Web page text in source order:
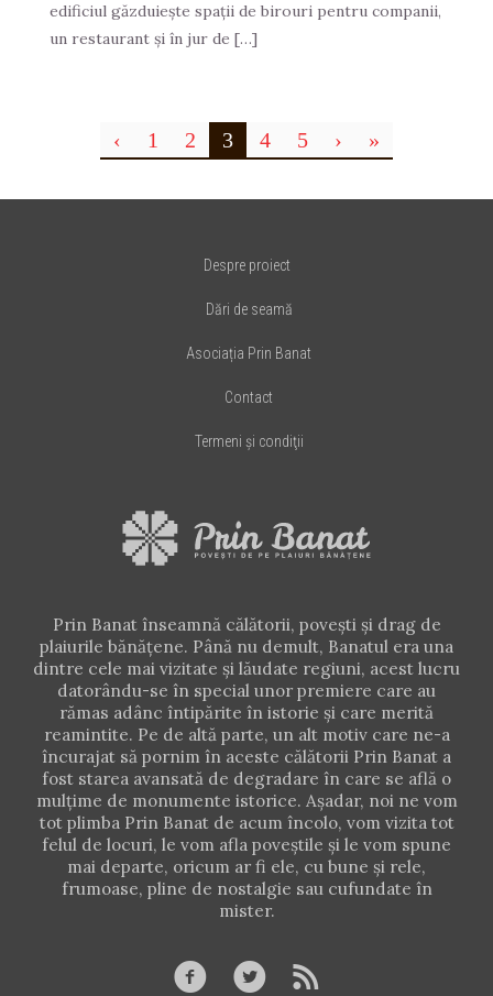
edificiul găzduieşte spaţii de birouri pentru companii,
un restaurant şi în jur de […]
‹ 1 2 3 4 5 › »
Despre proiect
Dări de seamă
Asociația Prin Banat
Contact
Termeni şi condiţii
Prin Banat înseamnă călătorii, poveşti şi drag de
plaiurile bănăţene. Până nu demult, Banatul era una
dintre cele mai vizitate şi lăudate regiuni, acest lucru
datorându-se în special unor premiere care au
rămas adânc întipărite în istorie şi care merită
reamintite. Pe de altă parte, un alt motiv care ne-a
încurajat să pornim în aceste călătorii Prin Banat a
fost starea avansată de degradare în care se află o
mulţime de monumente istorice. Aşadar, noi ne vom
tot plimba Prin Banat de acum încolo, vom vizita tot
felul de locuri, le vom afla poveştile şi le vom spune
mai departe, oricum ar fi ele, cu bune şi rele,
frumoase, pline de nostalgie sau cufundate în
mister.
  